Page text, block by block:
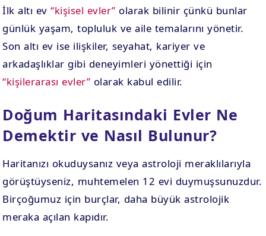
İlk altı ev“kişisel evler” olarak bilinir çünkü bunlar
günlük yaşam, topluluk ve aile temalarını yönetir.
Son altı ev ise ilişkiler, seyahat, kariyer ve
arkadaşlıklar gibi deneyimleri yönettiği için
“kişilerarası evler” olarak kabul edilir.
Doğum Haritasındaki Evler Ne
Demektir ve Nasıl Bulunur?
Haritanızı okuduysanız veya astroloji meraklılarıyla
görüştüyseniz, muhtemelen 12 evi duymuşsunuzdur.
Birçoğumuz için burçlar, daha büyük astrolojik
meraka açılan kapıdır.